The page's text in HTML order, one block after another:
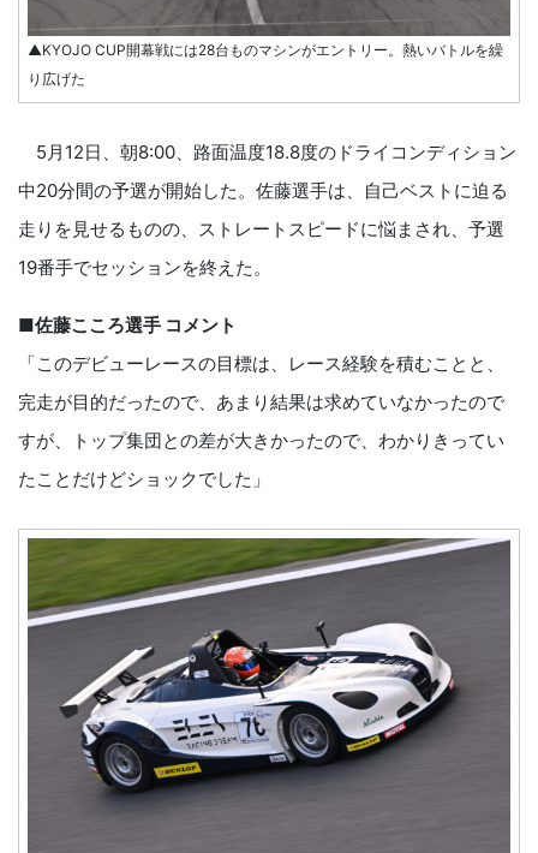
▲KYOJO CUP開幕戦には28台ものマシンがエントリー。熱いバトルを繰
り広げた
5月12日、朝8:00、路面温度18.8度のドライコンディション
中20分間の予選が開始した。佐藤選手は、自己ベストに迫る
走りを見せるものの、ストレートスピードに悩まされ、予選
19番手でセッションを終えた。
■佐藤こころ選手 コメント
「このデビューレースの目標は、レース経験を積むことと、
完走が目的だったので、あまり結果は求めていなかったので
すが、トップ集団との差が大きかったので、わかりきってい
たことだけどショックでした」